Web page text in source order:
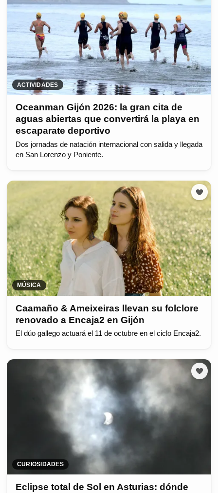
ACTIVIDADES
Oceanman Gijón 2026: la gran cita de
aguas abiertas que convertirá la playa en
escaparate deportivo
Dos jornadas de natación internacional con salida y llegada
en San Lorenzo y Poniente.
MÚSICA
Caamaño & Ameixeiras llevan su folclore
renovado a Encaja2 en Gijón
El dúo gallego actuará el 11 de octubre en el ciclo Encaja2.
CURIOSIDADES
Eclipse total de Sol en Asturias: dónde